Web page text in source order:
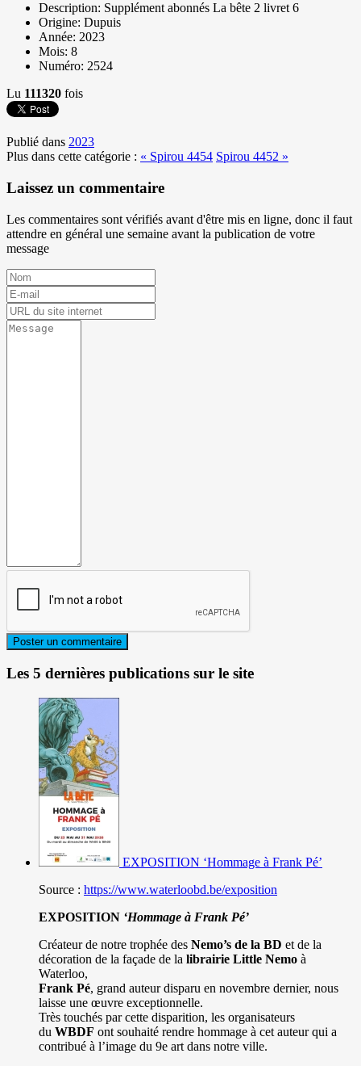
Description: Supplément abonnés La bête 2 livret 6
Origine: Dupuis
Année: 2023
Mois: 8
Numéro: 2524
Lu 111320 fois
Publié dans 2023
Plus dans cette catégorie : « Spirou 4454 Spirou 4452 »
Laissez un commentaire
Les commentaires sont vérifiés avant d'être mis en ligne, donc il faut
attendre en général une semaine avant la publication de votre
message
Les 5 dernières publications sur le site
EXPOSITION ‘Hommage à Frank Pé’
Source : https://www.waterloobd.be/exposition
EXPOSITION ‘Hommage à Frank Pé’
Créateur de notre trophée des Nemo’s de la BD et de la
décoration de la façade de la librairie Little Nemo à
Waterloo,
Frank Pé, grand auteur disparu en novembre dernier, nous
laisse une œuvre exceptionnelle.
Très touchés par cette disparition, les organisateurs
du WBDF ont souhaité rendre hommage à cet auteur qui a
contribué à l’image du 9e art dans notre ville.